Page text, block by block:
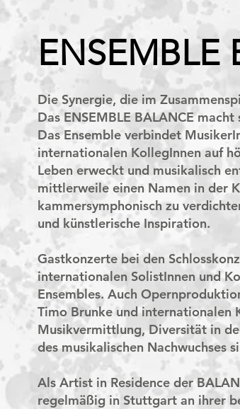
ENSEMBLE
Die Synergie, die im
Das ENSEMBLE BALANCE
Das Ensemble verbindet
internationalen KollegInnen auf
Leben erweckt und musikalisch
mittlerweile einen Namen in der
kammersymphonisch zu
und künstlerische Inspiration.
Gastkonzerte bei den
internationalen SolistInnen und
Ensembles. Auch
Timo Brunke und internationalen
Musikvermittlung, Diversität in
des musikalischen Nachwuchses
Als Artist in Residence der
regelmäßig in Stuttgart an ihrer